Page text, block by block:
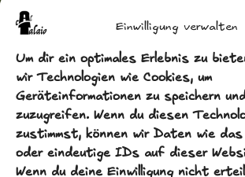
Einwilligung verwalten
Um dir ein optimales Erlebnis zu
wir Technologien wie Cookies, um
Geräteinformationen zu speichern
zuzugreifen. Wenn du diesen
zustimmst, können wir Daten wie
oder eindeutige IDs auf dieser
Wenn du deine Einwilligung nicht
Entscheidungen,
Grundlage der
Website
Informationen
werden
mögliche Fehler